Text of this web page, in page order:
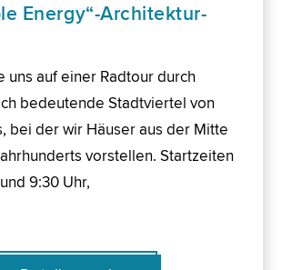
Energy“-Architektur-
uns auf einer Radtour durch
bedeutende Stadtviertel von
bei der wir Häuser aus der Mitte
vorstellen. Startzeiten
9:30 Uhr,